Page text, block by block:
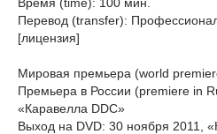
Перевод (transfer):
[лицензия]
Мировая премьера (world
Премьера в России (premiere in
«Каравелла DDC»
Выход на DVD: 30 ноября 2011,